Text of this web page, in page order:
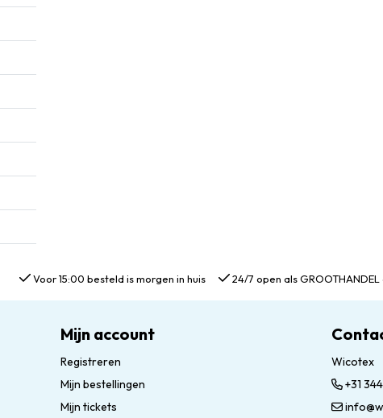
Voor 15:00 besteld is morgen in huis 24/7 open als GROOTHANDEL
Mijn account
Registreren
Mijn bestellingen
Mijn tickets
Wicotex
+31